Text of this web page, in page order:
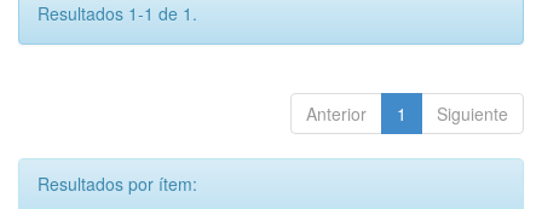
Resultados 1-1 de 1.
Anterior 1 Siguiente
Resultados por ítem: